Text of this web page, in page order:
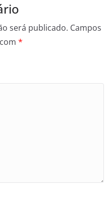
será publicado. Campos
*